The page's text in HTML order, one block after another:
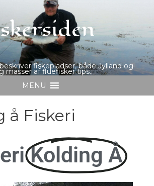
fiskepladser, både Jylland og
masser af fluefisker tips..
MENU
å Fiskeri
Kolding Å